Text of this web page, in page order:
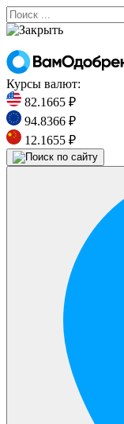
Курсы валют:
82.1665 ₽
94.8366 ₽
12.1655 ₽